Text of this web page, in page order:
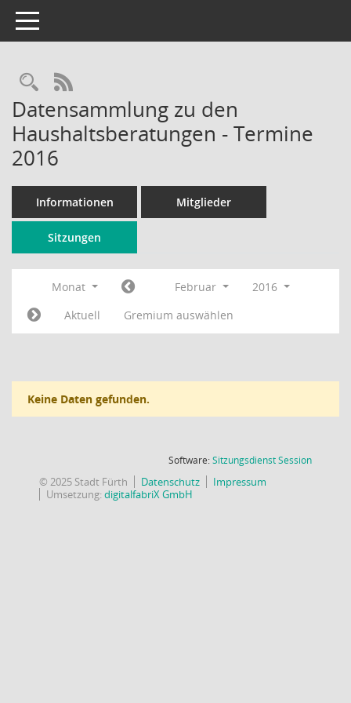
Toggle navigation
Rechercheauswahl
RSS-Feed
Datensammlung zu den
Haushaltsberatungen - Termine
2016
Informationen Mitglieder
Sitzungen
Monat Februar
2016
Aktuell
Gremium auswählen
Keine Daten gefunden.
Software:SitzungsdienstSession(Wird in
© 2025 Stadt Fürth Datenschutz
Impressum
Umsetzung:digitalfabriX GmbH